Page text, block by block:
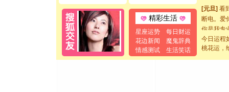
精彩生活
星座运势
每日财运
花边新闻
魔鬼辞典
情感测试
生活笑话
[元旦] 看
断电。爱
你是我专
[元旦]如
起；二是
今日运程
桃花运，